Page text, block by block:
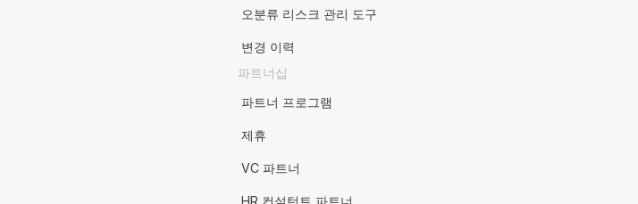
오분류 리스크 관리 도구
변경 이력
파트너십
파트너 프로그램
제휴
VC 파트너
HR 컨설턴트 파트너